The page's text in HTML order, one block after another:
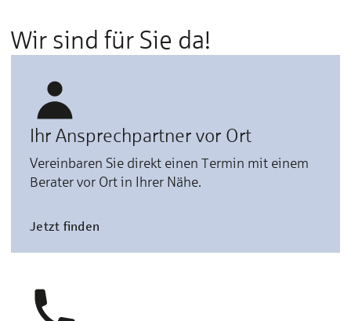
Wir sind für Sie da!
Ihr Ansprechpartner vor Ort
Vereinbaren Sie direkt einen Termin mit einem
Berater vor Ort in Ihrer Nähe.
Jetzt finden